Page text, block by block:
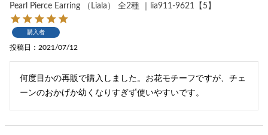
Pearl Pierce Earring （Liala） 全2種 ｜lia911-9621【5】
購入者
投稿日 2021/07/12
何度目かの再販で購入しました。お花モチーフですが、チェ
ーンのおかげか幼くなりすぎず使いやすいです。